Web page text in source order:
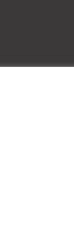
words. Let them do
one more
of the image
letting the do it’s
is a paragraph….